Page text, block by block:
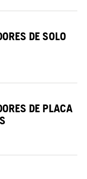
DE SOLO
DE PLACA